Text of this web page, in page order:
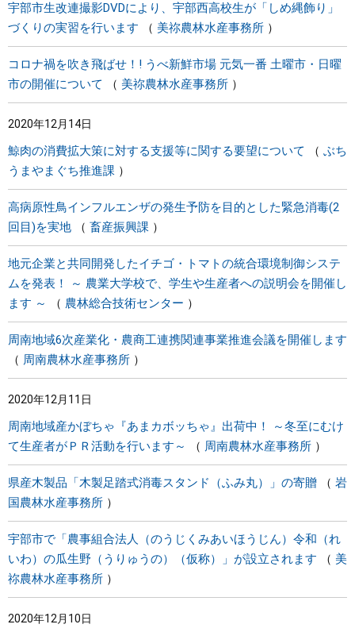
宇部市生改連撮影DVDにより、宇部西高校生が「しめ縄飾り」
づくりの実習を行います
美祢農林水産事務所
コロナ禍を吹き飛ばせ！! うべ新鮮市場 元気一番 土曜市・日曜
市の開催について
美祢農林水産事務所
2020年12月14日
鯨肉の消費拡大策に対する支援等に関する要望について
ぶち
うまやまぐち推進課
高病原性鳥インフルエンザの発生予防を目的とした緊急消毒(2
回目)を実地
畜産振興課
地元企業と共同開発したイチゴ・トマトの統合環境制御システ
ムを発表！ ～ 農業大学校で、学生や生産者への説明会を開催し
ます ～
農林総合技術センター
周南地域6次産業化・農商工連携関連事業推進会議を開催します
周南農林水産事務所
2020年12月11日
周南地域産かぼちゃ『あまカボッちゃ』出荷中！ ～冬至にむけ
て生産者がＰＲ活動を行います～
周南農林水産事務所
県産木製品「木製足踏式消毒スタンド（ふみ丸）」の寄贈
岩
国農林水産事務所
宇部市で「農事組合法人（のうじくみあいほうじん）令和（れ
いわ）の瓜生野（うりゅうの）（仮称）」が設立されます
美
祢農林水産事務所
2020年12月10日